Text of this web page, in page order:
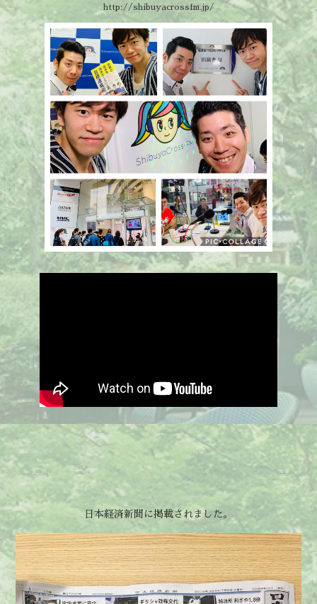
http://shibuyacrossfm.jp/
日本経済新聞に掲載されました。